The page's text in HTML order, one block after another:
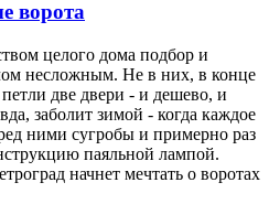
ворота
целого дома подбор и
несложным. Не в них, в конце
две двери - и дешево, и
заболит зимой - когда каждое
ними сугробы и примерно раз
паяльной лампой.
начнет мечтать о воротах